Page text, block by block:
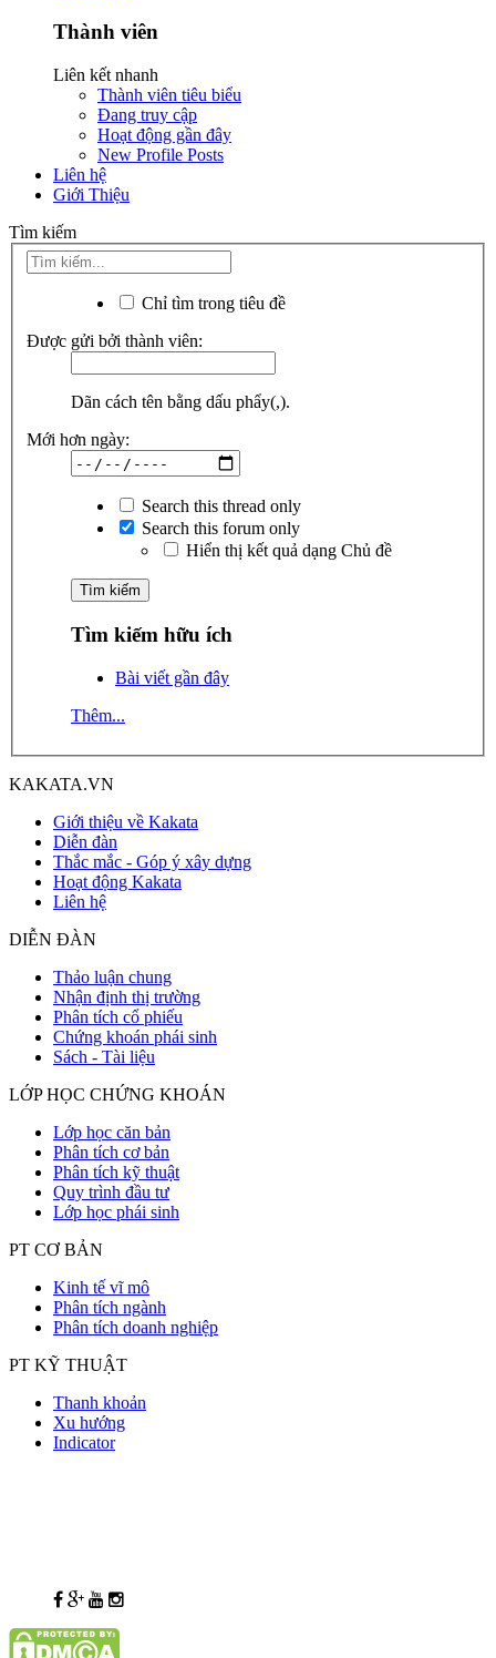
Thành viên
Liên kết nhanh
Thành viên tiêu biểu
Đang truy cập
Hoạt động gần đây
New Profile Posts
Liên hệ
Giới Thiệu
Tìm kiếm
Chỉ tìm trong tiêu đề
Được gửi bởi thành viên:
Dãn cách tên bằng dấu phẩy(,).
Mới hơn ngày:
Search this thread only
Search this forum only
Hiển thị kết quả dạng Chủ đề
Tìm kiếm hữu ích
Bài viết gần đây
Thêm...
KAKATA.VN
Giới thiệu về Kakata
Diễn đàn
Thắc mắc - Góp ý xây dựng
Hoạt động Kakata
Liên hệ
DIỄN ĐÀN
Thảo luận chung
Nhận định thị trường
Phân tích cổ phiếu
Chứng khoán phái sinh
Sách - Tài liệu
LỚP HỌC CHỨNG KHOÁN
Lớp học căn bản
Phân tích cơ bản
Phân tích kỹ thuật
Quy trình đầu tư
Lớp học phái sinh
PT CƠ BẢN
Kinh tế vĩ mô
Phân tích ngành
Phân tích doanh nghiệp
PT KỸ THUẬT
Thanh khoản
Xu hướng
Indicator